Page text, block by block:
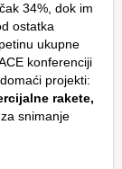
34%, dok im
ostatka
ukupne
konferenciji
projekti:
rakete,
snimanje